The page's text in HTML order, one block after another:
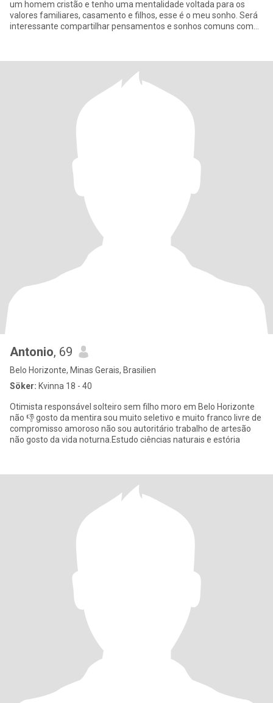
um homem cristão e tenho uma mentalidade voltada para os
valores familiares, casamento e filhos, esse é o meu sonho. Será
interessante compartilhar pensamentos e sonhos comuns com
Antonio, 69
Belo Horizonte, Minas Gerais, Brasilien
Söker: Kvinna 18 - 40
Otimista responsável solteiro sem filho moro em Belo Horizonte
não 👎 gosto da mentira sou muito seletivo e muito franco livre de
compromisso amoroso não sou autoritário trabalho de artesão
não gosto da vida noturna.Estudo ciências naturais e estória